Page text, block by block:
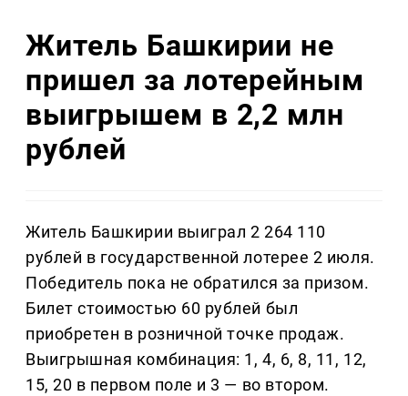
Житель Башкирии не
пришел за лотерейным
выигрышем в 2,2 млн
рублей
Житель Башкирии выиграл 2 264 110
рублей в государственной лотерее 2 июля.
Победитель пока не обратился за призом.
Билет стоимостью 60 рублей был
приобретен в розничной точке продаж.
Выигрышная комбинация: 1, 4, 6, 8, 11, 12,
15, 20 в первом поле и 3 — во втором.